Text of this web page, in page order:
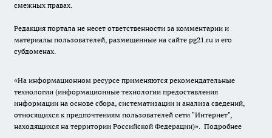
смежных правах.
Редакция портала не несет ответственности за комментарии и
материалы пользователей, размещенные на сайте pg21.ru и его
субдоменах.
«На информационном ресурсе применяются рекомендательные
технологии (информационные технологии предоставления
информации на основе сбора, систематизации и анализа сведений,
относящихся к предпочтениям пользователей сети "Интернет",
находящихся на территории Российской Федерации)». Подробнее